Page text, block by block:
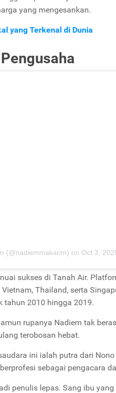
yang mengesankan.
yang Terkenal di Dunia
(@nadiemmakarim) on Oct 3, 2020 at 10:54pm
sukses di Tanah Air.
Thailand, serta
tahun 2010 hingga 2019.
rupanya Nadiem tak
terobosan hebat.
ini ialah putra dari
sebagai pengacara
penulis lepas. Sang ibu